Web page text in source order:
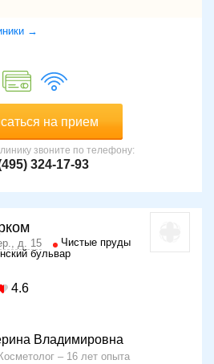
→
на прием
звоните по телефону:
324-17-93
д. 15
Чистые пруды
бульвар
4.6
Владимировна
16 лет опыта